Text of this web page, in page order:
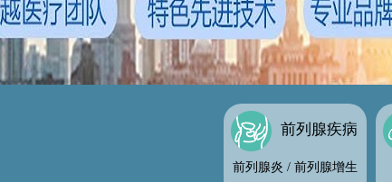
前列腺疾病
前列腺炎 / 前列腺增生